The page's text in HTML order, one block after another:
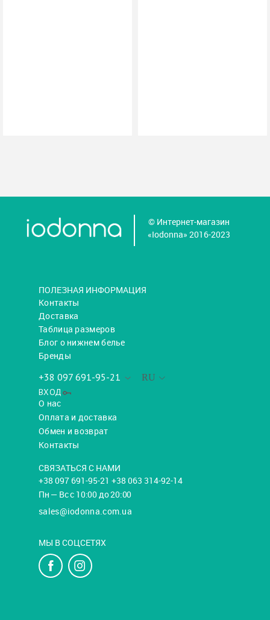
© Интернет-магазин
«Iodonna» 2016-2023
ПОЛЕЗНАЯ ИНФОРМАЦИЯ
Контакты
Доставка
Таблица размеров
Блог о нижнем белье
Бренды
RU
+38 097 691-95-21
ВХОД
О нас
Оплата и доставка
Обмен и возврат
Контакты
СВЯЗАТЬСЯ С НАМИ
+38 097 691-95-21 +38 063 314-92-14
Пн — Вс с 10:00 до 20:00
sales@iodonna.com.ua
МЫ В СОЦСЕТЯХ